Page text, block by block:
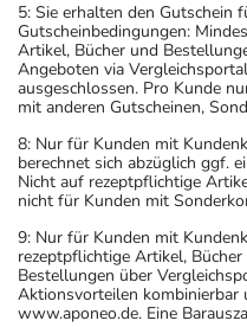
5: Sie erhalten den Gutschein
Gutscheinbedingungen:
Artikel, Bücher und
Angeboten via
ausgeschlossen. Pro Kunde
mit anderen Gutscheinen,
8: Nur für Kunden mit
berechnet sich abzüglich ggf.
Nicht auf rezeptpflichtige
nicht für Kunden mit
9: Nur für Kunden mit
rezeptpflichtige Artikel,
Bestellungen über
Aktionsvorteilen kombinierbar
www.aponeo.de. Eine